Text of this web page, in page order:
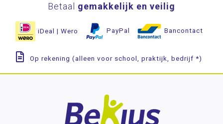
Betaal gemakkelijk en veilig
iDeal | Wero PayPal Bancontact
Op rekening (alleen voor school, praktijk, bedrijf *)